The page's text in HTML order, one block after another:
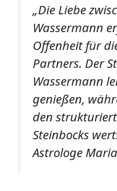
„Die Liebe
Wassermann
Offenheit für
Partners. Der
Wassermann
genießen,
den
Steinbocks
Astrologe